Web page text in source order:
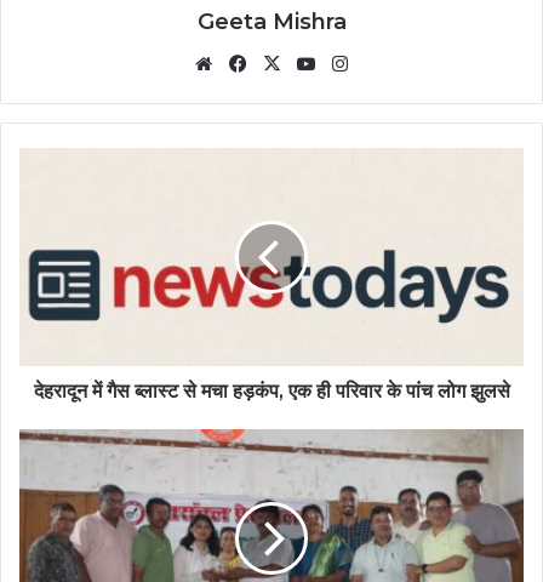
Geeta Mishra
WebsiteFacebook
X YouTube
देहरादून में गैस ब्लास्ट से मचा हड़कंप, एक ही परिवार के पांच लोग झुलसे